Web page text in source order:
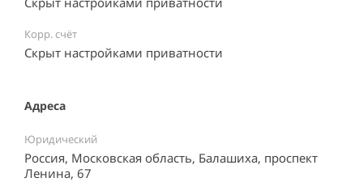
Корр. счёт
Скрыт настройками приватности
Адреса
Юридический
Россия, Московская область, Балашиха, проспект
Ленина, 67